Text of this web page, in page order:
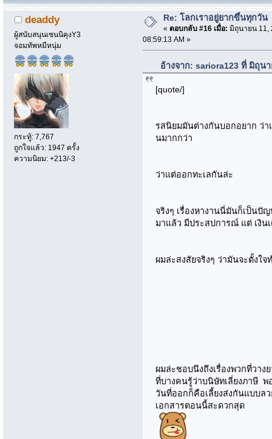
deaddy
ผู้สนับสนุนเซนนิคุงY3
จอมทัพหมีหนุ่ม
กระทู้: 7,767
ถูกใจแล้ว: 1947 ครั้ง
ความนิยม: +213/-3
Re: โลกเราอยู่ยากขึ้นทุกวัน
« ตอบกลับ #16 เมื่อ: มิถุนายน 11,
08:59:13 AM »
อ้างจาก: sariora123 ที่ มิถุน
[quote/]
รสนิยมมันต่างกันบอกอยาก ว่
นมากกว่า
ว่าแต่ออกทะเลกันล่ะ
จริงๆ เรื่องหางานนี่มันก็เป็นปั
มาแล้ว มีประสปการณ์ แต่ เงิน
ผมล่ะสงสัยจริงๆ ว่ามันจะตั้งใจ
ผมล่ะชอบนึงถึงเรื่องพวกที่วา
ที่บางคนรู้ว่าบนิษัทเลี่ยงภาษี พ
วันที่ออกก็คือเลี้ยงส่งกันแบบลว
เอกสารตอนนี้สะดวกสุด